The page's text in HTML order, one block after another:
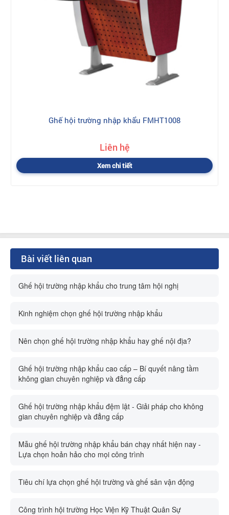
Ghế hội trường nhập khẩu FMHT1008
Liên hệ
Xem chi tiết
Bài viết liên quan
Ghế hội trường nhập khẩu cho trung tâm hội nghị
Kinh nghiệm chọn ghế hội trường nhập khẩu
Nên chọn ghế hội trường nhập khẩu hay ghế nội địa?
Ghế hội trường nhập khẩu cao cấp – Bí quyết nâng tầm
không gian chuyên nghiệp và đẳng cấp
Ghế hội trường nhập khẩu đệm lật - Giải pháp cho không
gian chuyên nghiệp và đẳng cấp
Mẫu ghế hội trường nhập khẩu bán chạy nhất hiện nay -
Lựa chọn hoản hảo cho mọi công trình
Tiêu chí lựa chọn ghế hội trường và ghế sân vận động
Công trình hội trường Học Viện Kỹ Thuật Quân Sự